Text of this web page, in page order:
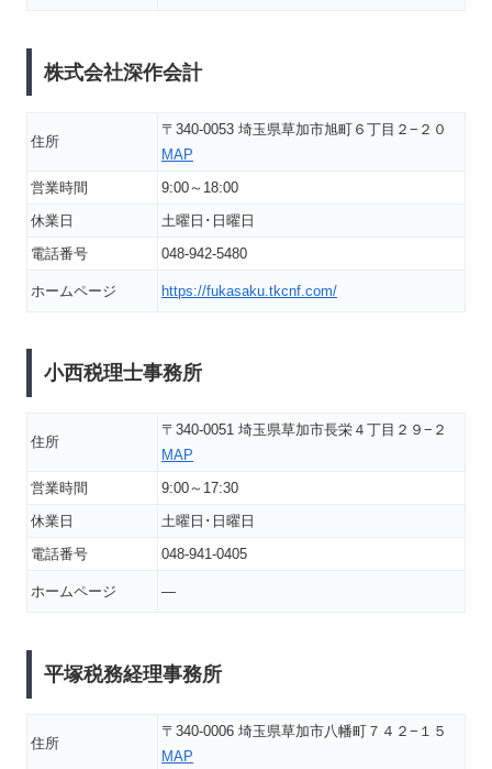
株式会社深作会計
住所
〒340-0053 埼玉県草加市旭町６丁目２−２０
MAP
営業時間
9:00～18:00
休業日
土曜日･日曜日
電話番号
048-942-5480
ホームページ https://fukasaku.tkcnf.com/
小西税理士事務所
住所
〒340-0051 埼玉県草加市長栄４丁目２９−２
MAP
営業時間
9:00～17:30
休業日
土曜日･日曜日
電話番号
048-941-0405
ホームページ ―
平塚税務経理事務所
住所
〒340-0006 埼玉県草加市八幡町７４２−１５
MAP